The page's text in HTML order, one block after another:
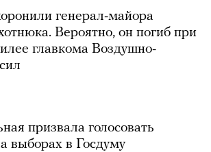
генерал-майора
Вероятно, он погиб при
главкома Воздушно-
призвала голосовать
выборах в Госдуму